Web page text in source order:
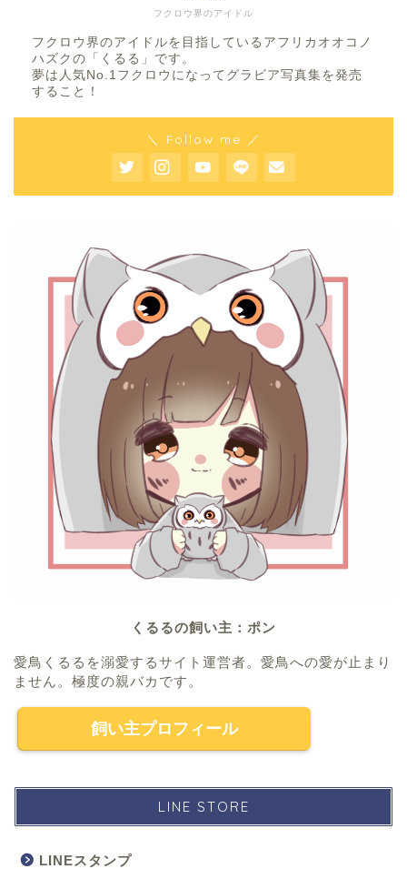
フクロウ界のアイドル
フクロウ界のアイドルを目指しているアフリカオオコノ
ハズクの「くるる」です。
夢は人気No.1フクロウになってグラビア写真集を発売
すること！
＼ Follow me ／
くるるの飼い主：ポン
愛鳥くるるを溺愛するサイト運営者。愛鳥への愛が止まり
ません。極度の親バカです。
飼い主プロフィール
LINE STORE
LINEスタンプ